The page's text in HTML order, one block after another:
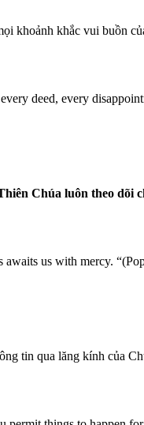
khoảnh khắc vui buồn
deed, every
Chúa luôn theo dõi
us with mercy.
tin qua lăng kính của